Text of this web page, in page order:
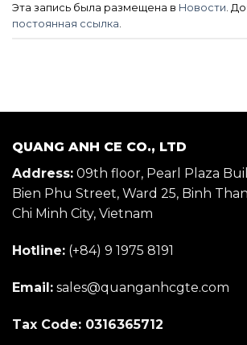
Эта запись была размещена в Новости .
постоянная ссылка
QUANG ANH CE CO., LTD
Address: 09th floor, Pearl Plaza
Bien Phu Street, Ward 25, Binh
Chi Minh City, Vietnam
Hotline: (+84) 9 1975 8191
Email: sales@quanganhcgte.com
Tax Code: 0316365712